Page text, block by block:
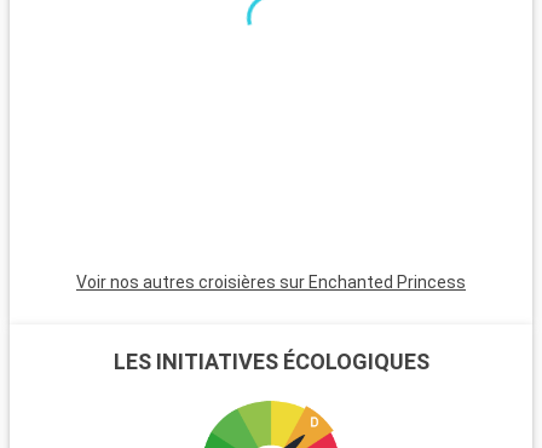
vallée de la Vipava à proximité.
Voir nos autres croisières sur Enchanted Princess
LES INITIATIVES ÉCOLOGIQUES